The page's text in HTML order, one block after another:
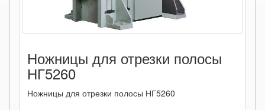
Ножницы для отрезки полосы
НГ5260
Ножницы для отрезки полосы НГ5260